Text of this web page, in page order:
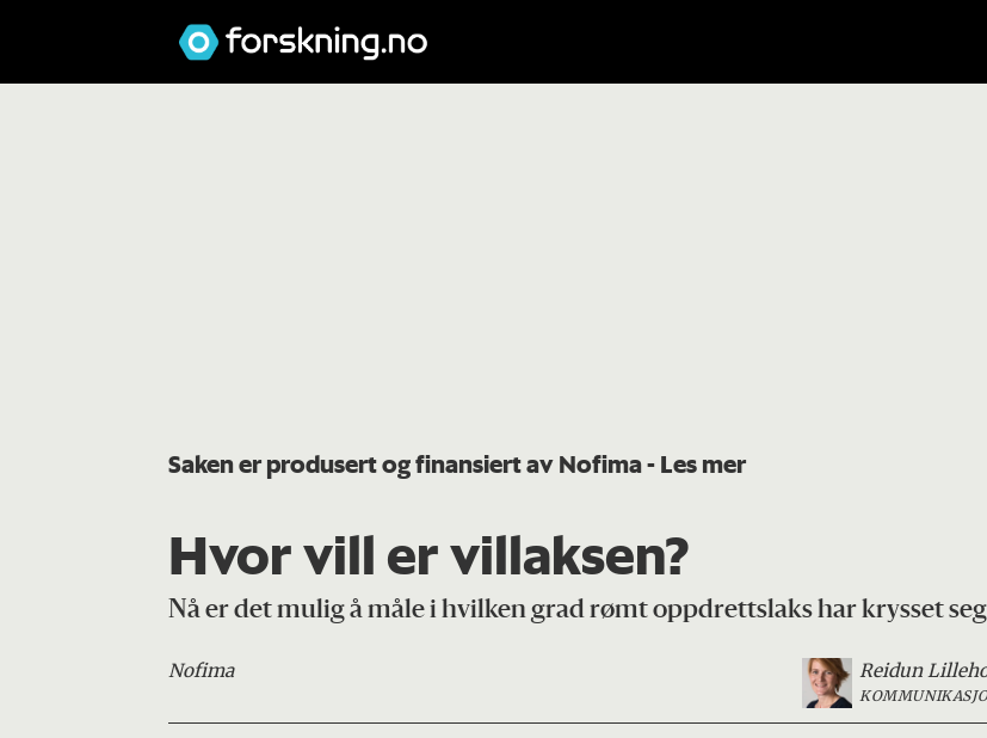
Saken er produsert og finansiert av Nofima- Les mer
Hvor vill er villaksen?
Nå er det mulig å måle i hvilken grad rømt oppdrettslaks har krysset
Nofima Reidun